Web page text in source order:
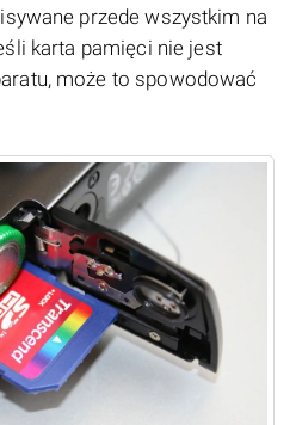
przede wszystkim na
karta pamięci nie jest
może to spowodować